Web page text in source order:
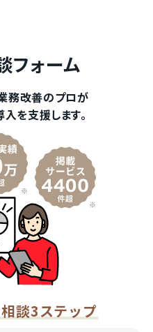
フォーム
務改善のプロが
を支援します。
相談3ステップ